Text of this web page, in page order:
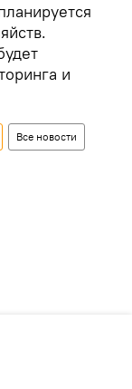
и
Все новости